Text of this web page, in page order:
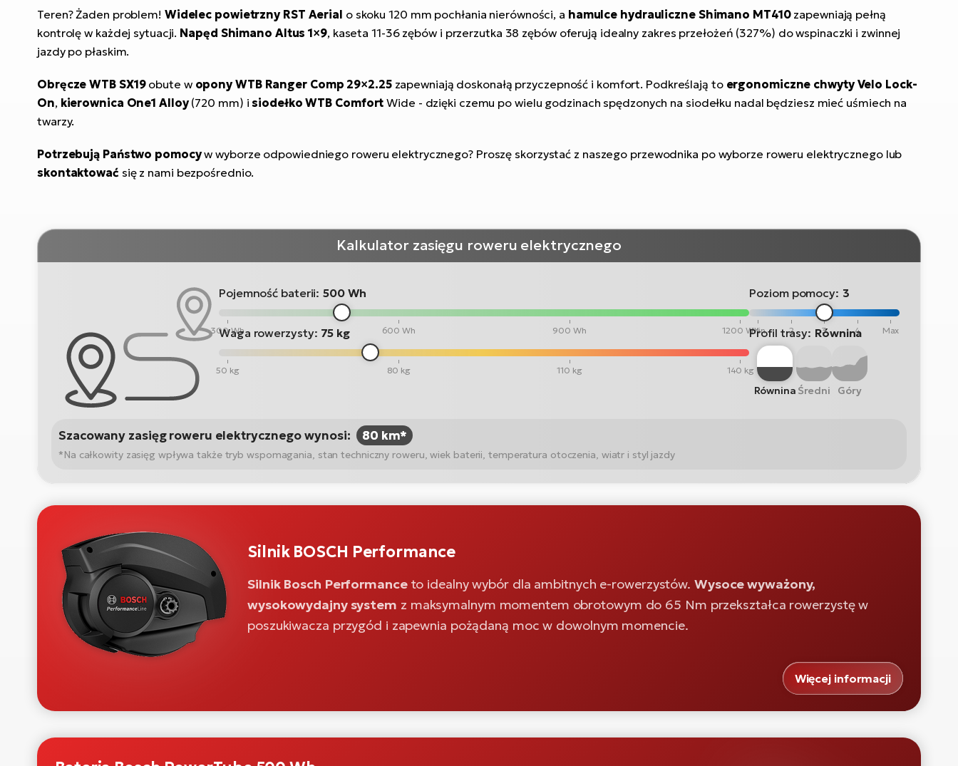
Teren? Żaden problem! Widelec powietrzny RST Aerial o skoku 120 mm pochłania nierówności, a hamulce hydrauliczne Shimano MT410zapewniają pełną
kontrolę w każdej sytuacji. Napęd Shimano Altus 1×9, kaseta 11-36 zębów i przerzutka 38 zębów oferują idealny zakres przełożeń (327%) do wspinaczki i zwinnej
jazdy po płaskim.
Obręcze WTB SX19obute w opony WTB Ranger Comp 29×2.25zapewniają doskonałą przyczepność i komfort. Podkreślają to ergonomiczne chwyty Velo Lock-
On, kierownica One1 Alloy(720 mm) isiodełko WTB Comfort Wide - dzięki czemu po wielu godzinach spędzonych na siodełku nadal będziesz mieć uśmiech na
twarzy.
Potrzebują Państwo pomocyw wyborze odpowiedniego roweru elektrycznego? Proszę skorzystać z naszego przewodnika po wyborze roweru elektrycznego lub
skontaktować się z nami bezpośrednio.
Kalkulator zasięgu roweru elektrycznego
Pojemność baterii: 500 Wh
300 Wh 600 Wh 900 Wh 1200 Wh
Waga rowerzysty: 75 kg
50 kg 80 kg 110 kg 140 kg
Poziom pomocy: 3
Min 2 3 4 Max
Profil trasy: Równina
Równina Średni Góry
Szacowany zasięg roweru elektrycznego wynosi: 80 km*
*Na całkowity zasięg wpływa także tryb wspomagania, stan techniczny roweru, wiek baterii, temperatura otoczenia, wiatr i styl jazdy
Silnik BOSCH Performance
Silnik Bosch Performanceto idealny wybór dla ambitnych e-rowerzystów. Wysoce wyważony,
wysokowydajny system z maksymalnym momentem obrotowym do 65 Nm przekształca rowerzystę w
poszukiwacza przygód i zapewnia pożądaną moc w dowolnym momencie.
Więcej informacji